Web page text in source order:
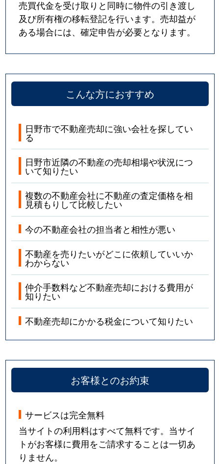
売買代金を受け取りと同時に物件の引き渡し
及び所有権の移転登記を行います。売却益が
ある場合には、確定申告が必要となります。
こんな方におすすめ
日野市で不動産売却に強い会社を探してい
る
日野市近隣の不動産の売却相場や状況につ
いて知りたい
複数の不動産会社に不動産の査定価格を相
見積もりして比較したい
今の不動産会社の担当者と相性が悪い
不動産を売りたいがどこに依頼していいか
わからない
仲介手数料など不動産売却における費用が
知りたい
不動産売却にかかる税金について知りたい
お客様とのお約束
サービスは完全無料
当サイトの利用料はすべて無料です。当サイ
トがお客様に費用をご請求することは一切あ
りません。